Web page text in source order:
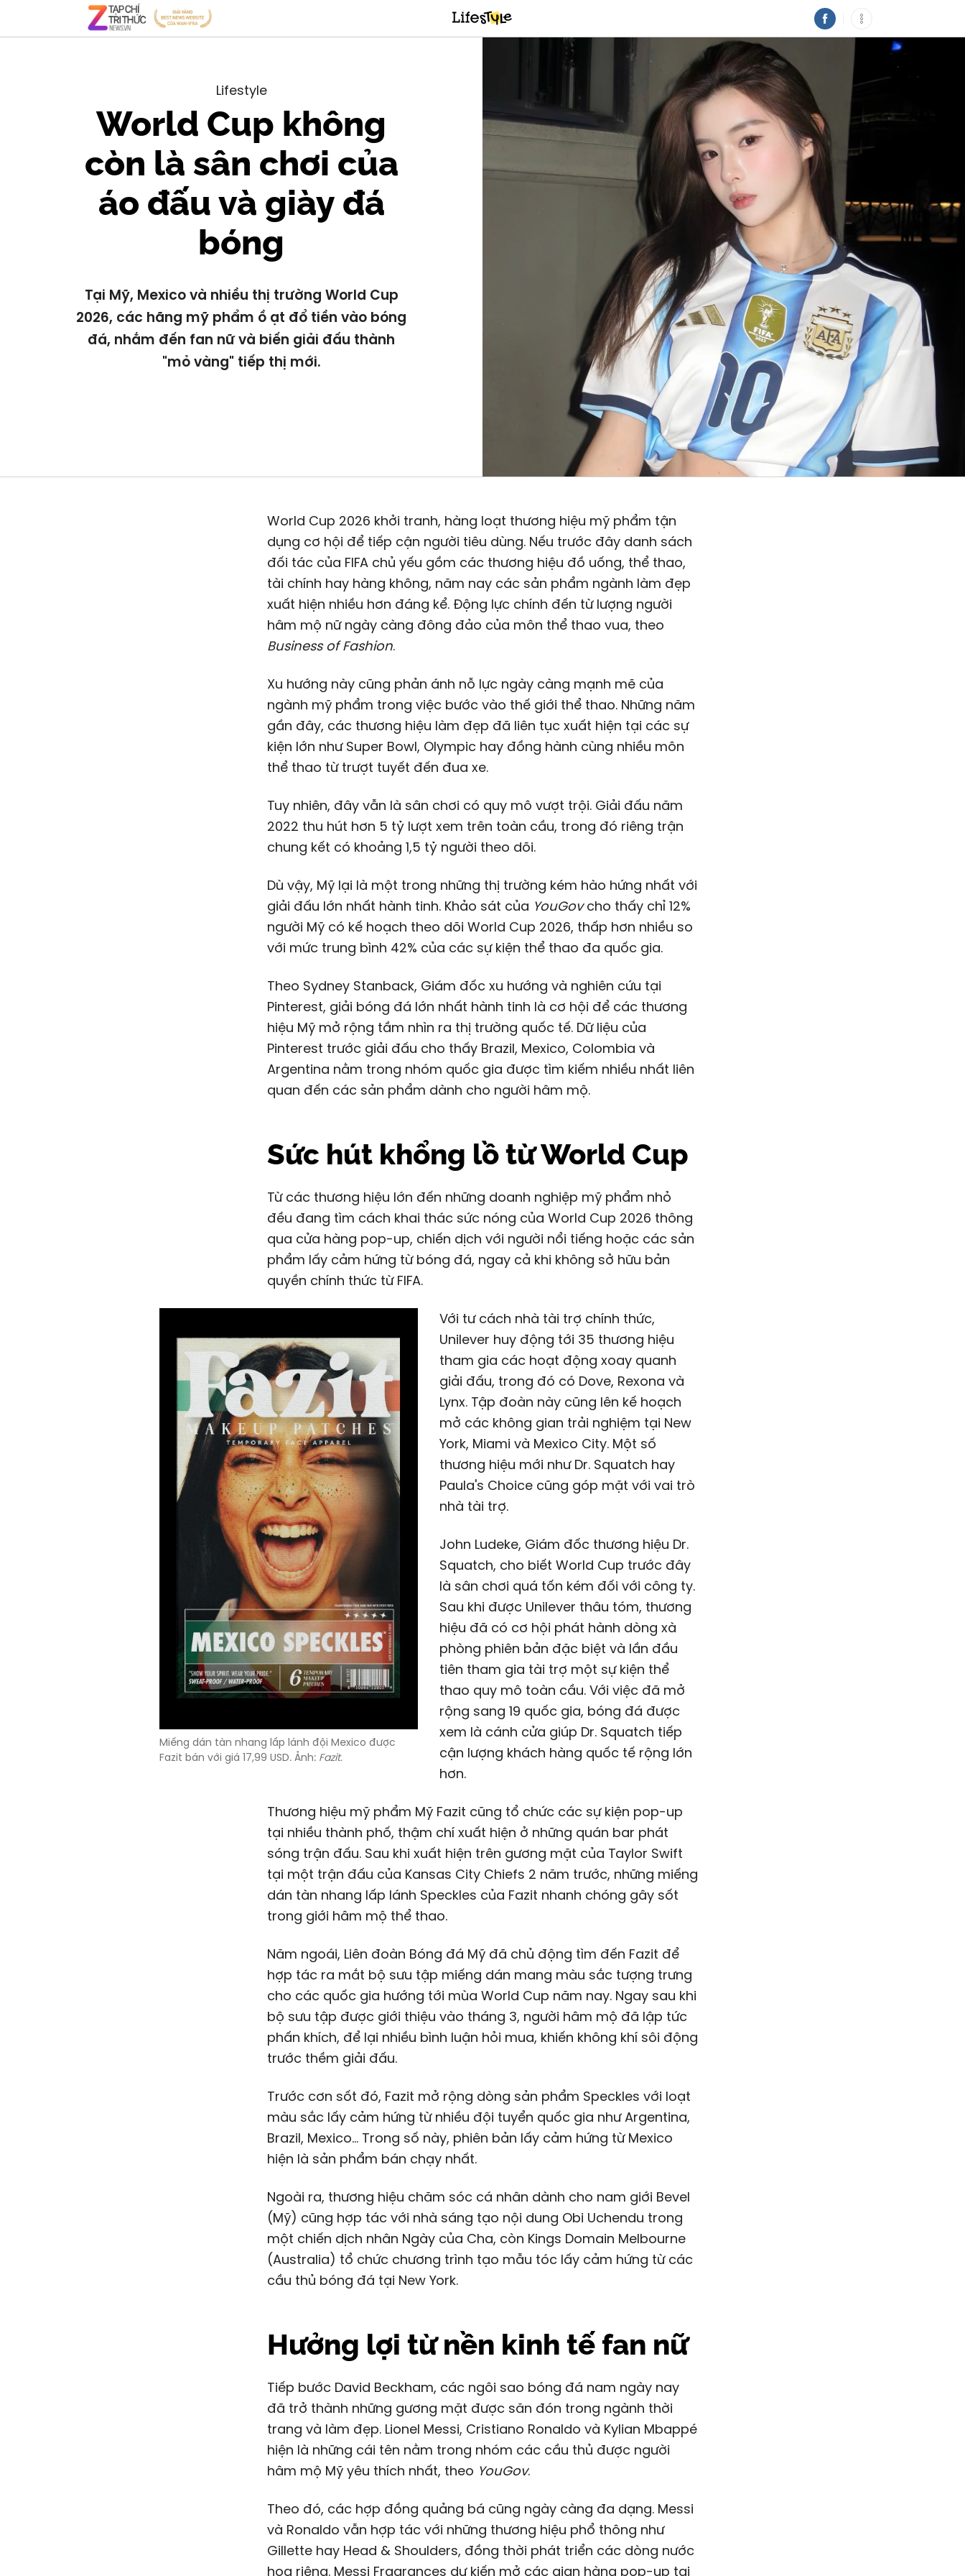
Lifestyle
World Cup không
còn là sân chơi của
áo đấu và giày đá
bóng
Tại Mỹ, Mexico và nhiều thị trường World Cup
2026, các hãng mỹ phẩm ồ ạt đổ tiền vào bóng
đá, nhắm đến fan nữ và biến giải đấu thành
"mỏ vàng" tiếp thị mới.
World Cup 2026 khởi tranh, hàng loạt thương hiệu mỹ phẩm tận
dụng cơ hội để tiếp cận người tiêu dùng. Nếu trước đây danh sách
đối tác của FIFA chủ yếu gồm các thương hiệu đồ uống, thể thao,
tài chính hay hàng không, năm nay các sản phẩm ngành làm đẹp
xuất hiện nhiều hơn đáng kể. Động lực chính đến từ lượng người
hâm mộ nữ ngày càng đông đảo của môn thể thao vua, theo
Business of Fashion.
Xu hướng này cũng phản ánh nỗ lực ngày càng mạnh mẽ của
ngành mỹ phẩm trong việc bước vào thế giới thể thao. Những năm
gần đây, các thương hiệu làm đẹp đã liên tục xuất hiện tại các sự
kiện lớn như Super Bowl, Olympic hay đồng hành cùng nhiều môn
thể thao từ trượt tuyết đến đua xe.
Tuy nhiên, đây vẫn là sân chơi có quy mô vượt trội. Giải đấu năm
2022 thu hút hơn 5 tỷ lượt xem trên toàn cầu, trong đó riêng trận
chung kết có khoảng 1,5 tỷ người theo dõi.
Dù vậy, Mỹ lại là một trong những thị trường kém hào hứng nhất với
giải đấu lớn nhất hành tinh. Khảo sát của YouGovcho thấy chỉ 12%
người Mỹ có kế hoạch theo dõi World Cup 2026, thấp hơn nhiều so
với mức trung bình 42% của các sự kiện thể thao đa quốc gia.
Theo Sydney Stanback, Giám đốc xu hướng và nghiên cứu tại
Pinterest, giải bóng đá lớn nhất hành tinh là cơ hội để các thương
hiệu Mỹ mở rộng tầm nhìn ra thị trường quốc tế. Dữ liệu của
Pinterest trước giải đấu cho thấy Brazil, Mexico, Colombia và
Argentina nằm trong nhóm quốc gia được tìm kiếm nhiều nhất liên
quan đến các sản phẩm dành cho người hâm mộ.
Sức hút khổng lồ từ World Cup
Từ các thương hiệu lớn đến những doanh nghiệp mỹ phẩm nhỏ
đều đang tìm cách khai thác sức nóng của World Cup 2026 thông
qua cửa hàng pop-up, chiến dịch với người nổi tiếng hoặc các sản
phẩm lấy cảm hứng từ bóng đá, ngay cả khi không sở hữu bản
quyền chính thức từ FIFA.
Miếng dán tàn nhang lấp lánh đội Mexico được
Fazit bán với giá 17,99 USD. Ảnh: Fazit.
Với tư cách nhà tài trợ chính thức,
Unilever huy động tới 35 thương hiệu
tham gia các hoạt động xoay quanh
giải đấu, trong đó có Dove, Rexona và
Lynx. Tập đoàn này cũng lên kế hoạch
mở các không gian trải nghiệm tại New
York, Miami và Mexico City. Một số
thương hiệu mới như Dr. Squatch hay
Paula's Choice cũng góp mặt với vai trò
nhà tài trợ.
John Ludeke, Giám đốc thương hiệu Dr.
Squatch, cho biết World Cup trước đây
là sân chơi quá tốn kém đối với công ty.
Sau khi được Unilever thâu tóm, thương
hiệu đã có cơ hội phát hành dòng xà
phòng phiên bản đặc biệt và lần đầu
tiên tham gia tài trợ một sự kiện thể
thao quy mô toàn cầu. Với việc đã mở
rộng sang 19 quốc gia, bóng đá được
xem là cánh cửa giúp Dr. Squatch tiếp
cận lượng khách hàng quốc tế rộng lớn
hơn.
Thương hiệu mỹ phẩm Mỹ Fazit cũng tổ chức các sự kiện pop-up
tại nhiều thành phố, thậm chí xuất hiện ở những quán bar phát
sóng trận đấu. Sau khi xuất hiện trên gương mặt của Taylor Swift
tại một trận đấu của Kansas City Chiefs 2 năm trước, những miếng
dán tàn nhang lấp lánh Speckles của Fazit nhanh chóng gây sốt
trong giới hâm mộ thể thao.
Năm ngoái, Liên đoàn Bóng đá Mỹ đã chủ động tìm đến Fazit để
hợp tác ra mắt bộ sưu tập miếng dán mang màu sắc tượng trưng
cho các quốc gia hướng tới mùa World Cup năm nay. Ngay sau khi
bộ sưu tập được giới thiệu vào tháng 3, người hâm mộ đã lập tức
phấn khích, để lại nhiều bình luận hỏi mua, khiến không khí sôi động
trước thềm giải đấu.
Trước cơn sốt đó, Fazit mở rộng dòng sản phẩm Speckles với loạt
màu sắc lấy cảm hứng từ nhiều đội tuyển quốc gia như Argentina,
Brazil, Mexico… Trong số này, phiên bản lấy cảm hứng từ Mexico
hiện là sản phẩm bán chạy nhất.
Ngoài ra, thương hiệu chăm sóc cá nhân dành cho nam giới Bevel
(Mỹ) cũng hợp tác với nhà sáng tạo nội dung Obi Uchendu trong
một chiến dịch nhân Ngày của Cha, còn Kings Domain Melbourne
(Australia) tổ chức chương trình tạo mẫu tóc lấy cảm hứng từ các
cầu thủ bóng đá tại New York.
Hưởng lợi từ nền kinh tế fan nữ
Tiếp bước David Beckham, các ngôi sao bóng đá nam ngày nay
đã trở thành những gương mặt được săn đón trong ngành thời
trang và làm đẹp. Lionel Messi, Cristiano Ronaldo và Kylian Mbappé
hiện là những cái tên nằm trong nhóm các cầu thủ được người
hâm mộ Mỹ yêu thích nhất, theo YouGov.
Theo đó, các hợp đồng quảng bá cũng ngày càng đa dạng. Messi
và Ronaldo vẫn hợp tác với những thương hiệu phổ thông như
Gillette hay Head & Shoulders, đồng thời phát triển các dòng nước
hoa riêng. Messi Fragrances dự kiến mở các gian hàng pop-up tại